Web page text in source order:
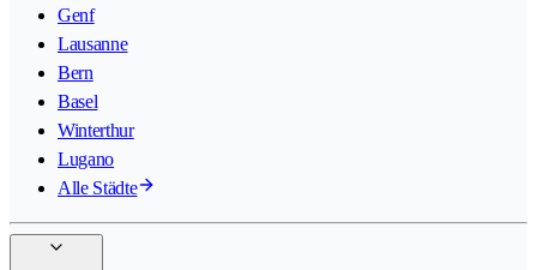
Genf
Lausanne
Bern
Basel
Winterthur
Lugano
Alle Städte